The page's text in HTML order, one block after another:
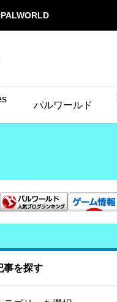
パルワールド
事を探す